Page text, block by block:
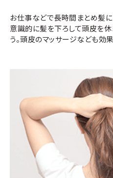
お仕事などで長時間まとめ髪
意識的に髪を下ろして頭皮を休
う。頭皮のマッサージなども効果